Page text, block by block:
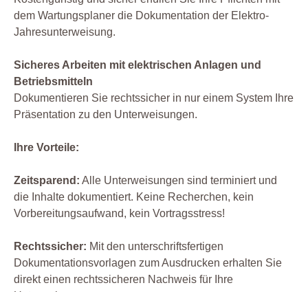
dem Wartungsplaner die Dokumentation der Elektro-
Jahresunterweisung.
Sicheres Arbeiten mit elektrischen Anlagen und
Betriebsmitteln
Dokumentieren Sie rechtssicher in nur einem System Ihre
Präsentation zu den Unterweisungen.
Ihre Vorteile:
Zeitsparend: Alle Unterweisungen sind terminiert und
die Inhalte dokumentiert. Keine Recherchen, kein
Vorbereitungsaufwand, kein Vortragsstress!
Rechtssicher: Mit den unterschriftsfertigen
Dokumentationsvorlagen zum Ausdrucken erhalten Sie
direkt einen rechtssicheren Nachweis für Ihre